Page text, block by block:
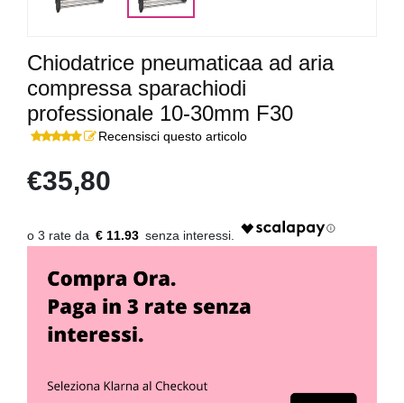
Chiodatrice pneumaticaa ad aria
compressa sparachiodi
professionale 10-30mm F30
Recensisci questo articolo
€35,80
€ 11.93